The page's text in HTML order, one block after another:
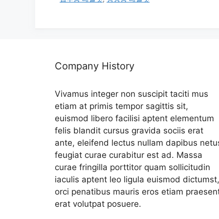
Company History
Vivamus integer non suscipit taciti mus
etiam at primis tempor sagittis sit,
euismod libero facilisi aptent elementum
felis blandit cursus gravida sociis erat
ante, eleifend lectus nullam dapibus
feugiat curae curabitur est ad. Massa
curae fringilla porttitor quam sollicitudin
iaculis aptent leo ligula euismod dictumst,
orci penatibus mauris eros etiam
erat volutpat posuere.